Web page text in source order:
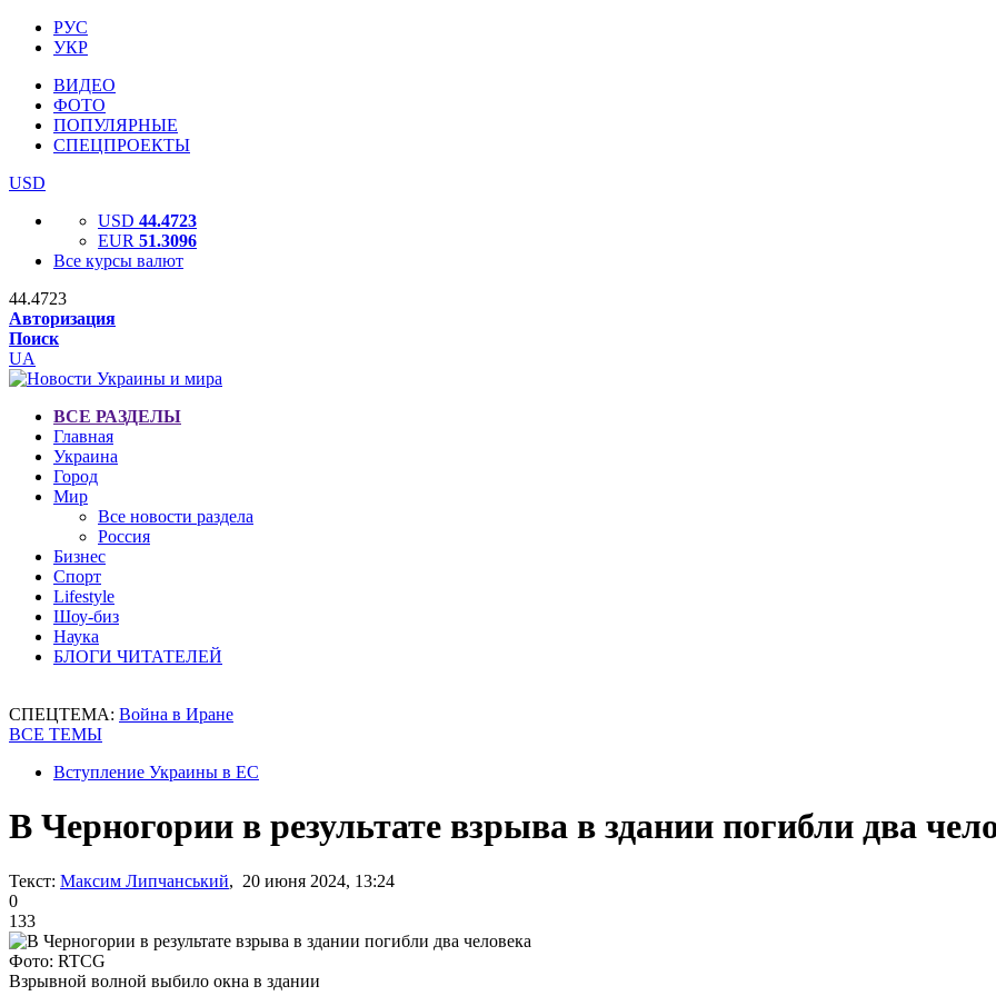
РУС
УКР
ВИДЕО
ФОТО
ПОПУЛЯРНЫЕ
СПЕЦПРОЕКТЫ
USD
USD 44.4723
EUR 51.3096
Все курсы валют
44.4723
Авторизация
Поиск
UA
ВСЕ РАЗДЕЛЫ
Главная
Украина
Город
Мир
Все новости раздела
Россия
Бизнес
Спорт
Lifestyle
Шоу-биз
Наука
БЛОГИ ЧИТАТЕЛЕЙ
СПЕЦТЕМА: Война в Иране
ВСЕ ТЕМЫ
Вступление Украины в ЕС
В Черногории в результате взрыва в здании погибли два
Текст: Максим Липчанський, 20 июня 2024, 13:24
0
133
Фото: RTCG
Взрывной волной выбило окна в здании